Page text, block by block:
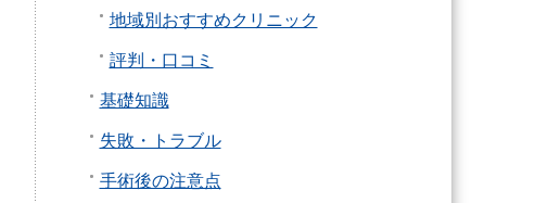
地域別おすすめクリニック
評判・口コミ
基礎知識
失敗・トラブル
手術後の注意点